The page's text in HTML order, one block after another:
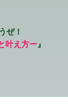
ぜ！
叶え方ー』